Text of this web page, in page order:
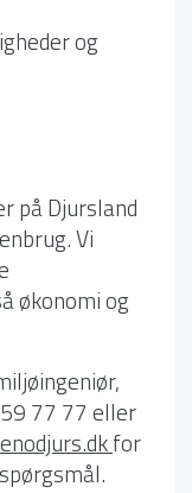
og
på Djursland
Vi
økonomi og
77 77 eller
for